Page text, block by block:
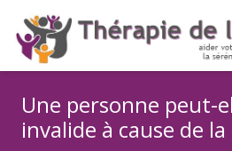
Une personne peut-
invalide à cause de